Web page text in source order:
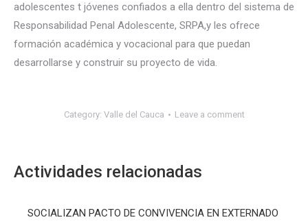
adolescentes t jóvenes confiados a ella dentro del sistema de
Responsabilidad Penal Adolescente, SRPA,y les ofrece
formación académica y vocacional para que puedan
desarrollarse y construir su proyecto de vida.
Category: Valle del Cauca Leave a comment
Actividades relacionadas
SOCIALIZAN PACTO DE CONVIVENCIA EN EXTERNADO